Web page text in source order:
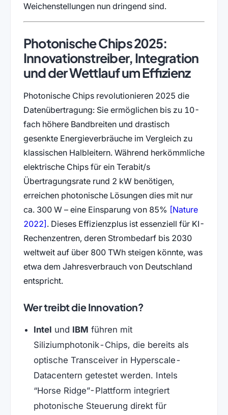
Weichenstellungen nun dringend sind.
Photonische Chips 2025:
Innovationstreiber, Integration
und der Wettlauf um Effizienz
Photonische Chips revolutionieren 2025 die
Datenübertragung: Sie ermöglichen bis zu 10-
fach höhere Bandbreiten und drastisch
gesenkte Energieverbräuche im Vergleich zu
klassischen Halbleitern. Während herkömmliche
elektrische Chips für ein Terabit/s
Übertragungsrate rund 2 kW benötigen,
erreichen photonische Lösungen dies mit nur
ca. 300 W – eine Einsparung von 85% [Nature
2022] (öffnet in neuem Tab)
. Dieses Effizienzplus ist essenziell für KI-
Rechenzentren, deren Strombedarf bis 2030
weltweit auf über 800 TWh steigen könnte, was
etwa dem Jahresverbrauch von Deutschland
entspricht.
Wer treibt die Innovation?
Intel und IBM führen mit
Siliziumphotonik-Chips, die bereits als
optische Transceiver in Hyperscale-
Datacentern getestet werden. Intels
“Horse Ridge”-Plattform integriert
photonische Steuerung direkt für